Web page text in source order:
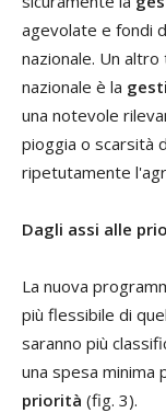
agevolate e fondi
nazionale. Un
nazionale è la
una notevole
pioggia o scarsità
ripetutamente
Dagli assi alle
La nuova
più flessibile di
saranno più
una spesa minima
priorità (fig. 3).